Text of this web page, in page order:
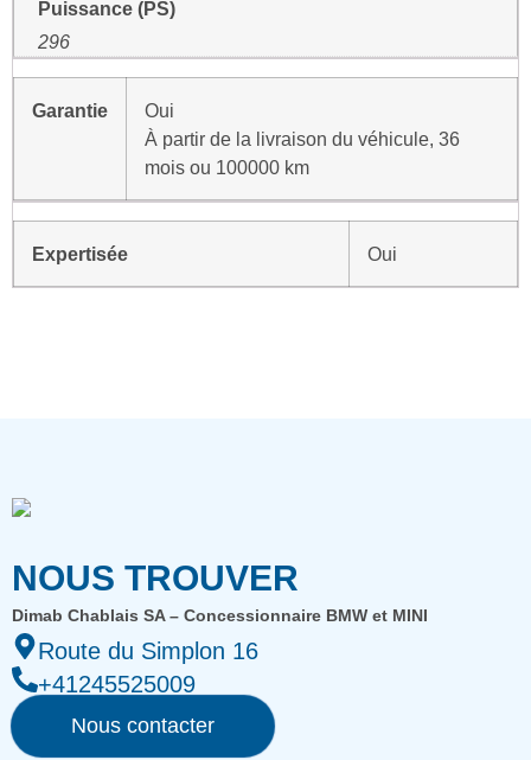
Puissance (PS)
296
Garantie
Oui
À partir de la livraison du véhicule, 36
mois ou 100000 km
Expertisée Oui
NOUS TROUVER
Dimab Chablais SA – Concessionnaire BMW et MINI
Route du Simplon 16
+41245525009
Nous contacter